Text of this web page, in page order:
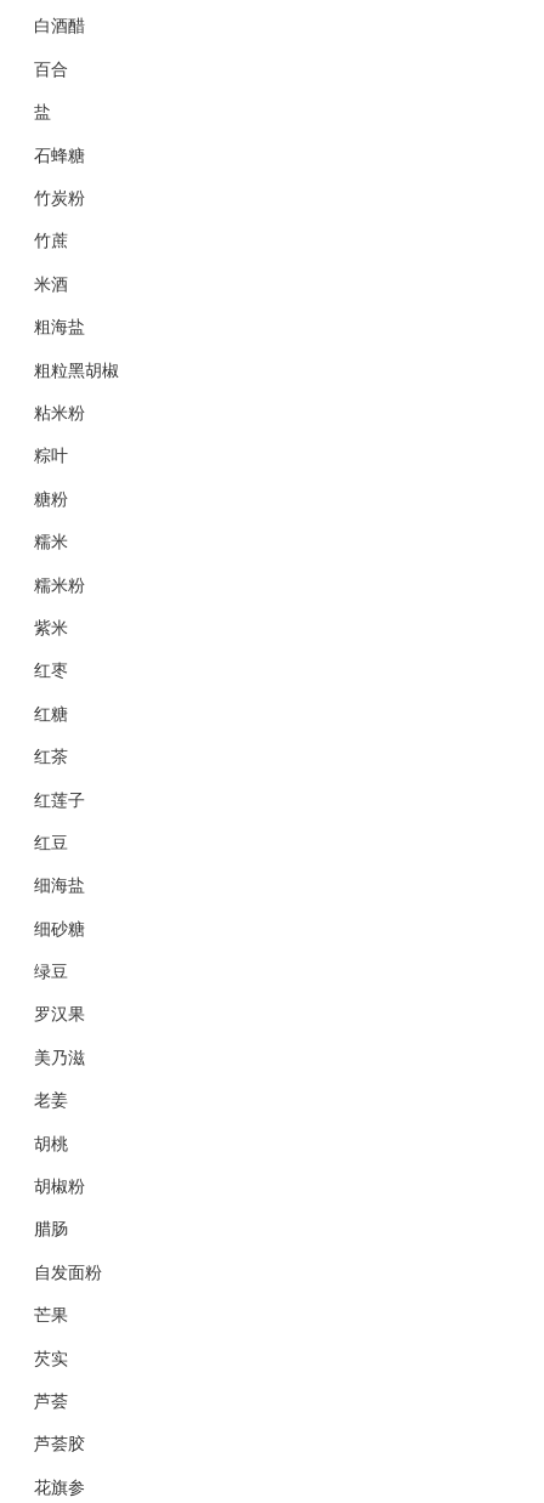
白酒醋
百合
盐
石蜂糖
竹炭粉
竹蔗
米酒
粗海盐
粗粒黑胡椒
粘米粉
粽叶
糖粉
糯米
糯米粉
紫米
红枣
红糖
红茶
红莲子
红豆
细海盐
细砂糖
绿豆
罗汉果
美乃滋
老姜
胡桃
胡椒粉
腊肠
自发面粉
芒果
芡实
芦荟
芦荟胶
花旗参